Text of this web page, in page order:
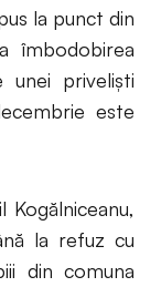
la punct din
îmbodobirea
unei priveliști
este
la refuz cu
din comuna